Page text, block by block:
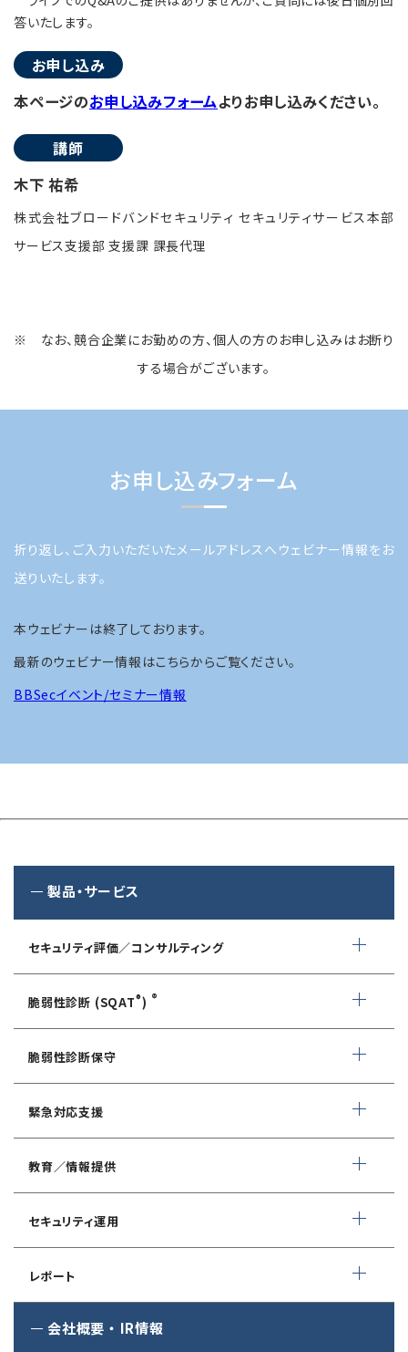
答いたします。
お申し込み
本ページのお申し込みフォームよりお申し込みください。
講師
木下 祐希
株式会社ブロードバンドセキュリティ セキュリティサービス本部
サービス支援部 支援課 課長代理
※ なお、競合企業にお勤めの方、個人の方のお申し込みはお断り
する場合がございます。
お申し込みフォーム
折り返し、ご入力いただいたメールアドレスへウェビナー情報をお
送りいたします。
本ウェビナーは終了しております。
最新のウェビナー情報はこちらからご覧ください。
BBSecイベント/セミナー情報
製品・サービス
セキュリティ評価／コンサルティング
情報セキュリティ・アドバイザリ
AIサービス提供者・利用者向け
サイバーセキュリティ対策支援
CSIRT構築／運用支援
インシデント初動対応準備支援
Shift Left コンサルティング
脆弱性診断 (SQAT®) ®
WEBアプリケーション脆弱性診断
ネットワーク脆弱性診断
IoTセキュリティ診断
クラウドセキュリティ設定診断
アタックサーフェス調査
脆弱性診断保守
デイリー自動脆弱性診断
WEBサイトコンテンツ改ざん検知
緊急対応支援
デジタルフォレンジック
緊急対応サービス
教育／情報提供
セキュリスト（SecuriST）
EC-Council
（セキュリティエンジニア養成講座）
セキュリティ運用
マネージドセキュリティサービス (MSS)
Managed Security Service for AWS
レポート
SQAT セキュリティレポート
会社概要 ・ IR情報